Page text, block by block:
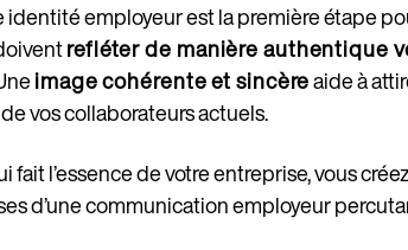
identité employeur est la première étape
refléter de manière authentique
image cohérente et sincèreaide à
vos collaborateurs actuels.
fait l’essence de votre entreprise, vous
d’une communication employeur